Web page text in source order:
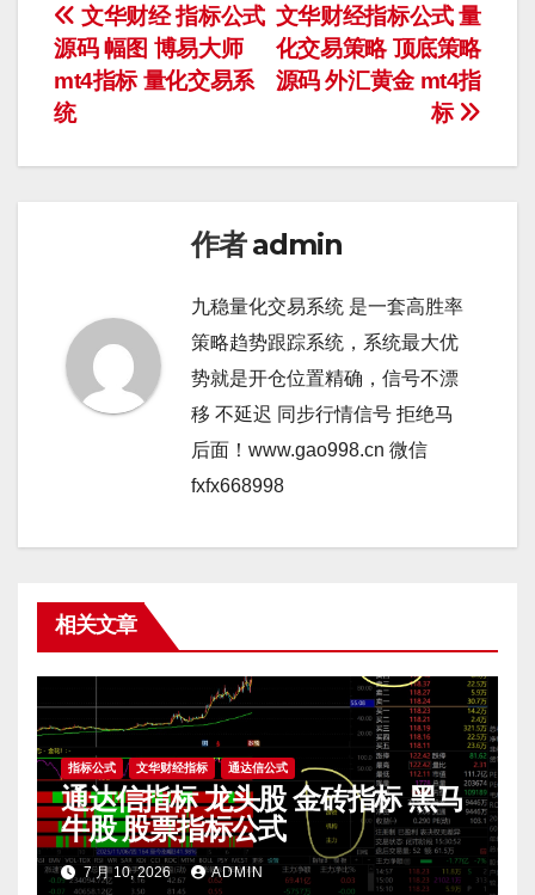
文
章
导
航
文华财经指标公式 量
化交易策略 顶底策略
源码 外汇黄金 mt4指
标
文华财经 指标公式
源码 幅图 博易大师
mt4指标 量化交易系
统
作者admin
九稳量化交易系统 是一套高胜率
策略趋势跟踪系统，系统最大优
势就是开仓位置精确，信号不漂
移 不延迟 同步行情信号 拒绝马
后面！www.gao998.cn 微信
fxfx668998
相关文章
指标公式 文华财经指标 通达信公式
通达信指标 龙头股 金砖指标 黑马
牛股 股票指标公式
7 月 10, 2026 ADMIN